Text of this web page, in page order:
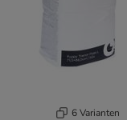
6 Varianten